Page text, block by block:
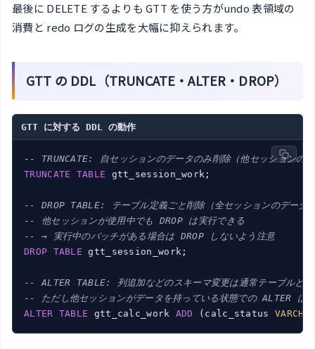
最後に DELETE するよりも GTT を使う方がundo 表領域の
消費と redo ログの生成を大幅に抑えられます。
GTT の DDL（TRUNCATE・ALTER・DROP）
GTT に対する DDL の動作
-- TRUNCATE: 自セッションのデータのみ削除（他セッションの
TRUNCATE
TABLE gtt_session_work;
-- DROP TABLE: テーブル定義ごと削除（全セッションのデータ
-- 他セッションが使用中でも DROP は実行できる
-- → 実行中のバッチがある場合は DROP しないよう注意
DROP TABLE gtt_session_work;
-- ALTER TABLE: 列追加などのスキーマ変更は通常テーブルと同
-- ただし他セッションがデータを持っている状態での ALTER は
ALTER TABLE gtt_calc_work ADD (calc_status